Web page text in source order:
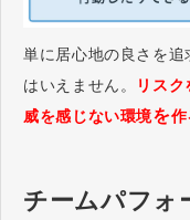
単に居心地の良さを
はいえません。
リス
威を感じない環境を
チームパフォ